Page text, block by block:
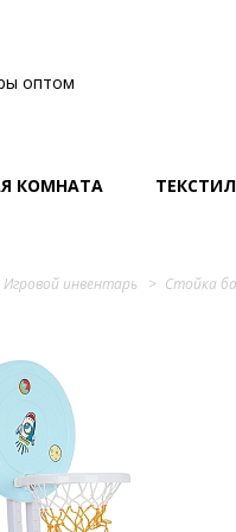
оптом
КОМНАТА
Игровой инвентарь Стойка